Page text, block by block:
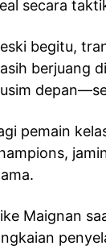
secara
begitu,
berjuang
pemain
Maignan